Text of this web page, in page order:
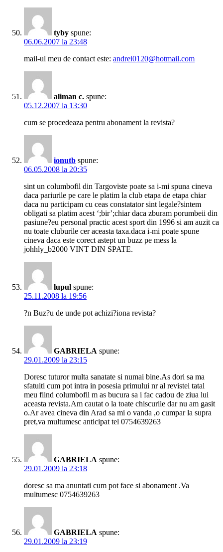
tyby spune:
06.06.2007 la 23:48
mail-ul meu de contact este: andrei0120@hotmail.com
aliman c. spune:
05.12.2007 la 13:30
cum se procedeaza pentru abonament la revista?
ionutb spune:
06.05.2008 la 20:35
sint un columbofil din Targoviste poate sa i-mi spuna cineva
daca pariurile pe care le platim la club etapa de etapa chiar
daca nu participam cu ceas constatator sint legale?sintem
obligati sa platim acest ‘;bir’;chiar daca zburam porumbeii din
pasiune?eu personal practic acest sport din 1996 si am auzit ca
nu toate cluburile cer aceasta taxa.daca i-mi poate spune
cineva daca este corect astept un buzz pe mess la
johhly_b2000 VINT DIN SPATE.
lupul spune:
25.11.2008 la 19:56
?n Buz?u de unde pot achizi?iona revista?
GABRIELA spune:
29.01.2009 la 23:15
Doresc tuturor multa sanatate si numai bine.As dori sa ma
sfatuiti cum pot intra in posesia primului nr al revistei tatal
meu fiind columbofil m as bucura sa i fac cadou de ziua lui
aceasta revista.Am cautat o la toate chiscurile dar nu am gasit
o.Ar avea cineva din Arad sa mi o vanda ,o cumpar la supra
pret,va multumesc anticipat tel 0754639263
GABRIELA spune:
29.01.2009 la 23:18
doresc sa ma anuntati cum pot face si abonament .Va
multumesc 0754639263
GABRIELA spune:
29.01.2009 la 23:19